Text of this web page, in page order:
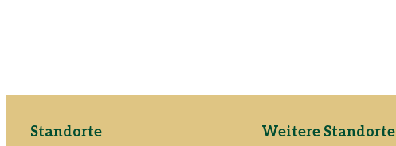
Standorte Weitere Standorte